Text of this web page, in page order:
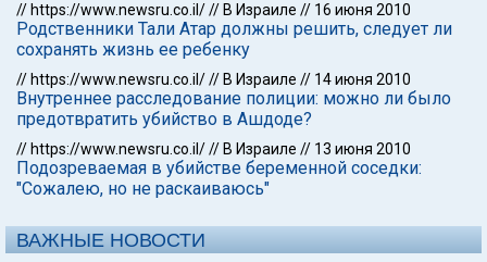
// https://www.newsru.co.il/// В Израиле // 16 июня 2010
Родственники Тали Атар должны решить, следует ли
сохранять жизнь ее ребенку
// https://www.newsru.co.il/// В Израиле // 14 июня 2010
Внутреннее расследование полиции: можно ли было
предотвратить убийство в Ашдоде?
// https://www.newsru.co.il/// В Израиле // 13 июня 2010
Подозреваемая в убийстве беременной соседки:
"Сожалею, но не раскаиваюсь"
ВАЖНЫЕ НОВОСТИ